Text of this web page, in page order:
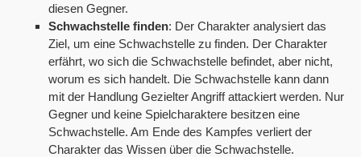
diesen Gegner.
Schwachstelle finden: Der Charakter analysiert das
Ziel, um eine Schwachstelle zu finden. Der Charakter
erfährt, wo sich die Schwachstelle befindet, aber nicht,
worum es sich handelt. Die Schwachstelle kann dann
mit der Handlung Gezielter Angriff attackiert werden. Nur
Gegner und keine Spielcharaktere besitzen eine
Schwachstelle. Am Ende des Kampfes verliert der
Charakter das Wissen über die Schwachstelle.